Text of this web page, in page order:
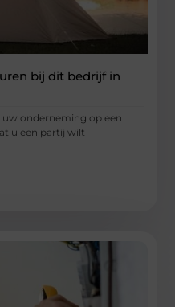
bij dit bedrijf in
onderneming op een
u een partij wilt